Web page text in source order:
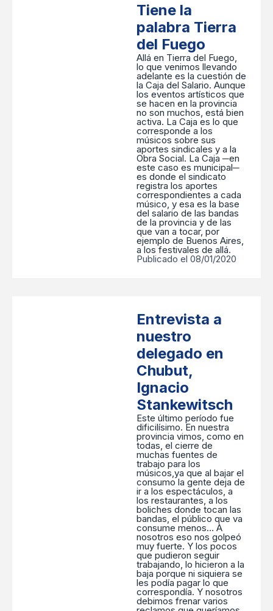
Tiene la
palabra Tierra
del Fuego
Allá en Tierra del Fuego,
lo que venimos llevando
adelante es la cuestión de
la Caja del Salario. Aunque
los eventos artísticos que
se hacen en la provincia
no son muchos, está bien
activa. La Caja es lo que
corresponde a los
músicos sobre sus
aportes sindicales y a la
Obra Social. La Caja ─en
este caso es municipal─
es donde el sindicato
registra los aportes
correspondientes a cada
músico, y esa es la base
del salario de las bandas
de la provincia y de las
que van a tocar, por
ejemplo de Buenos Aires,
a los festivales de allá.
Publicado el 08/01/2020
Entrevista a
nuestro
delegado en
Chubut,
Ignacio
Stankewitsch
Este último período fue
dificilísimo. En nuestra
provincia vimos, como en
todas, el cierre de
muchas fuentes de
trabajo para los
músicos,ya que al bajar el
consumo la gente deja de
ir a los espectáculos, a
los restaurantes, a los
boliches donde tocan las
bandas, el público que va
consume menos… A
nosotros eso nos golpeó
muy fuerte. Y los pocos
que pudieron seguir
trabajando, lo hicieron a la
baja porque ni siquiera se
les podía pagar lo que
correspondía. Y nosotros
debimos frenar varios